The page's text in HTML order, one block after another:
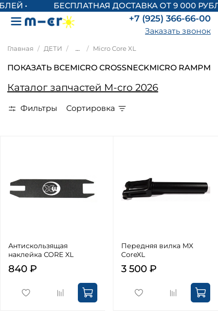
БЕСПЛАТНАЯ ДОСТАВКА ОТ 9 000
+7 (925) 366-66-00
Заказать звонок
Главная ДЕТИ ... Micro Core XL
ПОКАЗАТЬ ВСЕMICRO CROSSNECKMICRO RAMP
Каталог запчастей M-cro 2026
Фильтры Сортировка
Антискользящая
наклейка CORE XL
840 ₽
Передняя вилка MX
CoreXL
3 500 ₽